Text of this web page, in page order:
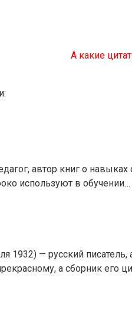
А какие
автор книг о
используют в обучении…
1932) — русский
а сборник его